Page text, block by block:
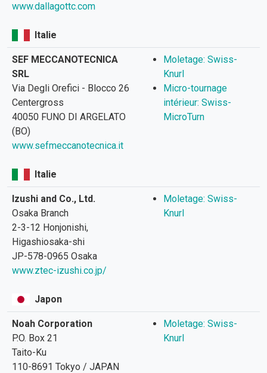
www.dallagottc.com
Italie
SEF MECCANOTECNICA
SRL
Via Degli Orefici - Blocco 26
Centergross
40050 FUNO DI ARGELATO
(BO)
www.sefmeccanotecnica.it
Italie
Moletage: Swiss-
Knurl
Micro-tournage
intérieur: Swiss-
MicroTurn
Izushi and Co., Ltd.
Osaka Branch
2-3-12 Honjonishi,
Higashiosaka-shi
JP-578-0965 Osaka
www.ztec-izushi.co.jp/
Japon
Moletage: Swiss-
Knurl
Noah Corporation
P.O. Box 21
Taito-Ku
110-8691 Tokyo / JAPAN
Moletage: Swiss-
Knurl